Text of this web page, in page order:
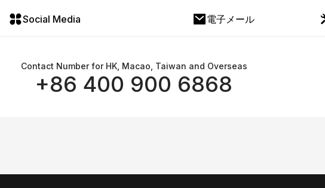
Social Media 電子メール
Contact Number for HK, Macao, Taiwan and Overseas
+86 400 900 6868